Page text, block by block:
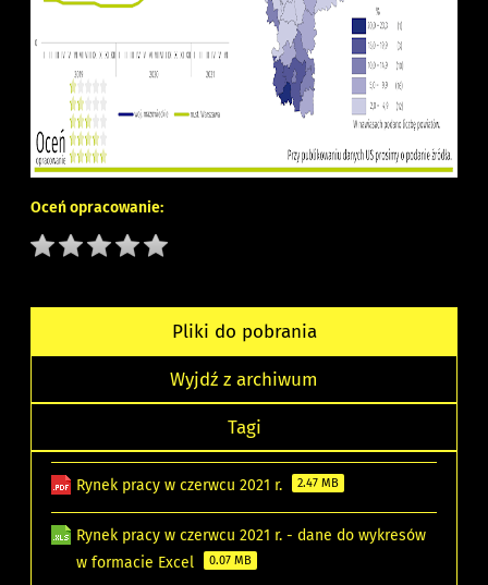
Oceń opracowanie:
Pliki do pobrania
Wyjdź z archiwum
Tagi
Rynek pracy w czerwcu 2021 r. 2.47 MB
Rynek pracy w czerwcu 2021 r. - dane do wykresów
w formacie Excel
0.07 MB